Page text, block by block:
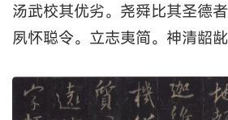
汤武校其优劣。尧舜比其圣德
夙怀聪令。立志夷简。神清龆龀